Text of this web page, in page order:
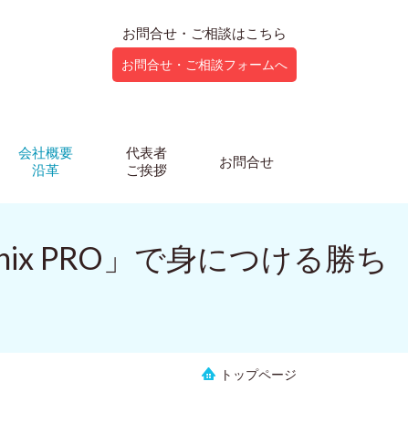
お問合せ・ご相談はこちら
お問合せ・ご相談フォームへ
会社概要
沿革
代表者
ご挨拶
お問合せ
PRO」で身につける勝ち
トップページ